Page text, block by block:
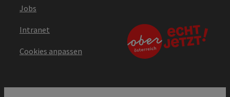
Jobs
Intranet
Cookies anpassen